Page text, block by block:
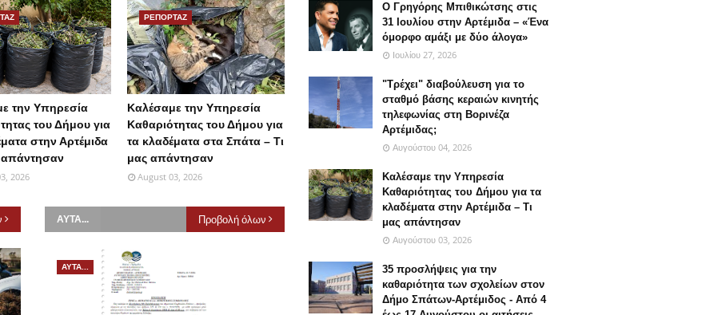
την Υπηρεσία
του Δήμου για
στην Αρτέμιδα
απάντησαν
2026
ΡΕΠΟΡΤΑΖ
Καλέσαμε την Υπηρεσία
Καθαριότητας του Δήμου για
τα κλαδέματα στα Σπάτα – Τι
μας απάντησαν
August 03, 2026
ΑΥΤΑ... Προβολή όλων
ΑΥΤΑ...
Ο Γρηγόρης Μπιθικώτσης στις
31 Ιουλίου στην Αρτέμιδα – «Ένα
όμορφο αμάξι με δύο άλογα»
Ιουλίου 27, 2026
"Τρέχει" διαβούλευση για τo
σταθμό βάσης κεραιών κινητής
τηλεφωνίας στη Βορινέζα
Αρτέμιδας;
Αυγούστου 04, 2026
Καλέσαμε την Υπηρεσία
Καθαριότητας του Δήμου για τα
κλαδέματα στην Αρτέμιδα – Τι
μας απάντησαν
Αυγούστου 03, 2026
35 προσλήψεις για την
καθαριότητα των σχολείων στον
Δήμο Σπάτων-Αρτέμιδος - Από 4